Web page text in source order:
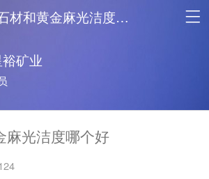
卡麦石材和黄金麻光洁度哪个好_新闻中心
矿业
麻光洁度哪个好